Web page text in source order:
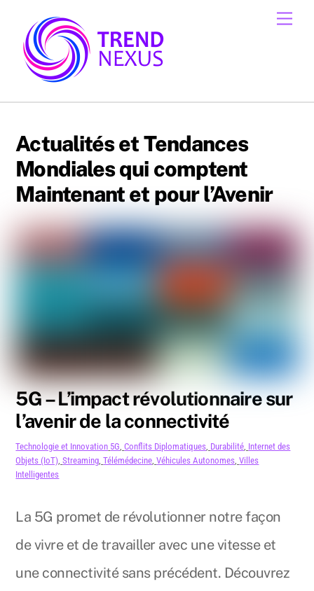
content
Actualités et Tendances
Mondiales qui comptent
Maintenant et pour l’Avenir
5G – L’impact révolutionnaire sur
l’avenir de la connectivité
Technologie et Innovation 5G ,Conflits Diplomatiques Durabilité Internet des
Objets (IoT) ,Streaming ,Télémédecine ,Véhicules Autonomes ,Villes
Intelligentes
La 5G promet de révolutionner notre façon
de vivre et de travailler avec une vitesse et
une connectivité sans précédent. Découvrez